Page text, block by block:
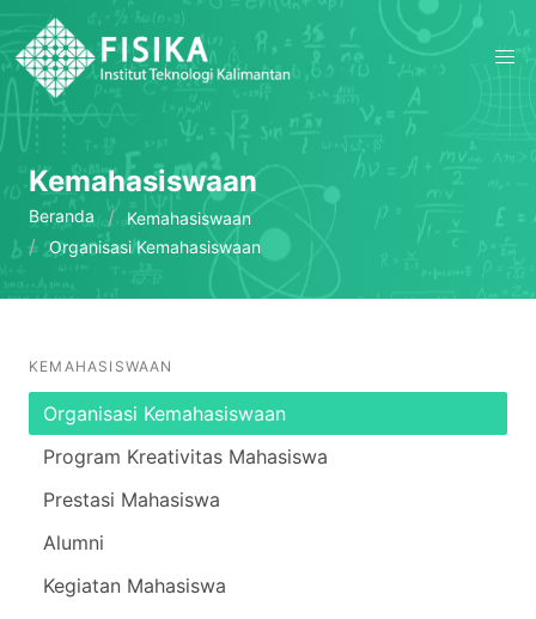
Kemahasiswaan
Beranda
Kemahasiswaan
Organisasi Kemahasiswaan
KEMAHASISWAAN
Organisasi Kemahasiswaan
Program Kreativitas Mahasiswa
Prestasi Mahasiswa
Alumni
Kegiatan Mahasiswa